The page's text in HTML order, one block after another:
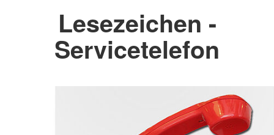
Lesezeichen -
Servicetelefon